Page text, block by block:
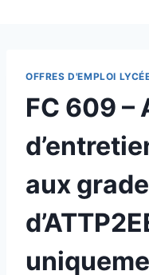
OFFRES D'EMPLOI
FC 609 –
aux